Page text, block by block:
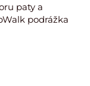
paty a
podrážka